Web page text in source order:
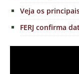
Veja os
FERJ confirma